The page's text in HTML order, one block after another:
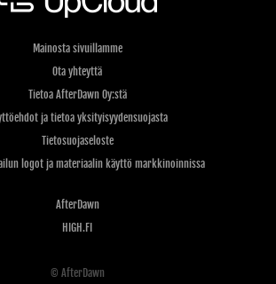
Mainosta sivuillamme
Ota yhteyttä
Tietoa AfterDawn Oy:stä
ja tietoa yksityisyydensuojasta
Tietosuojaseloste
logot ja materiaalin käyttö markkinoinnissa
AfterDawn
HIGH.FI
© AfterDawn